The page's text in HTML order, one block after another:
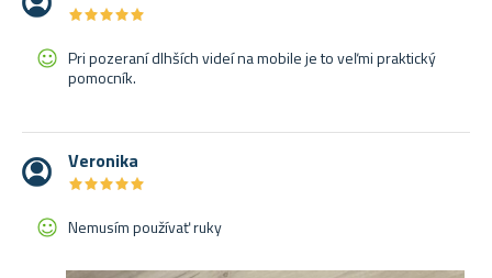
★★★★★
★★★★★
Pri pozeraní dlhších videí na mobile je to veľmi praktický
pomocník.
Veronika
★★★★★
★★★★★
Nemusím používať ruky